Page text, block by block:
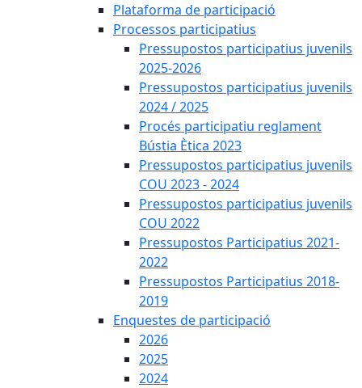
Plataforma de participació
Processos participatius
Pressupostos participatius juvenils
2025-2026
Pressupostos participatius juvenils
2024 / 2025
Procés participatiu reglament
Bústia Ètica 2023
Pressupostos participatius juvenils
COU 2023 - 2024
Pressupostos participatius juvenils
COU 2022
Pressupostos Participatius 2021-
2022
Pressupostos Participatius 2018-
2019
Enquestes de participació
2026
2025
2024